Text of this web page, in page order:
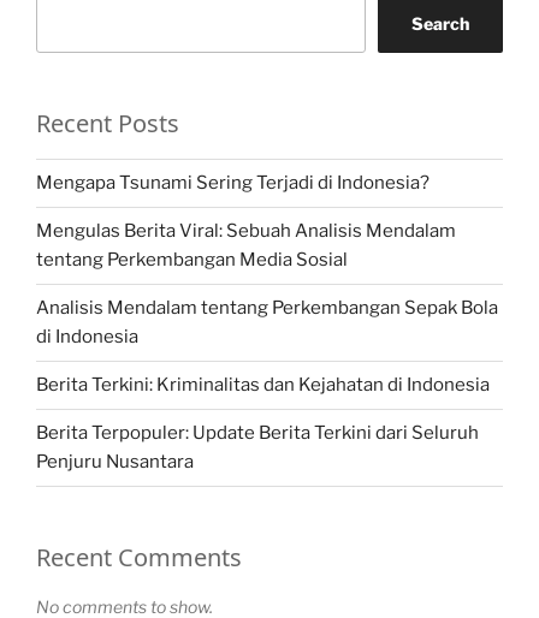
Search
Recent Posts
Mengapa Tsunami Sering Terjadi di Indonesia?
Mengulas Berita Viral: Sebuah Analisis Mendalam
tentang Perkembangan Media Sosial
Analisis Mendalam tentang Perkembangan Sepak Bola
di Indonesia
Berita Terkini: Kriminalitas dan Kejahatan di Indonesia
Berita Terpopuler: Update Berita Terkini dari Seluruh
Penjuru Nusantara
Recent Comments
No comments to show.